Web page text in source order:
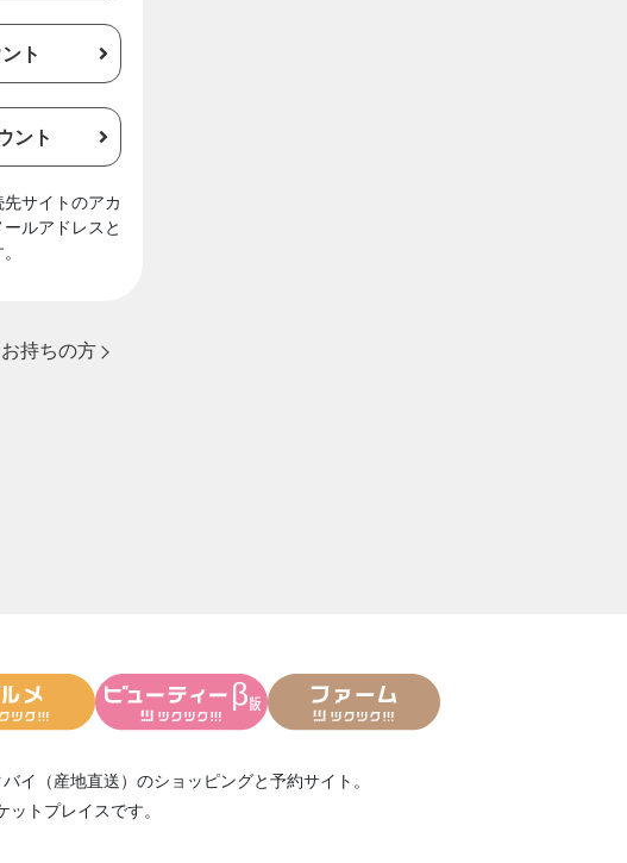
ト
ント
サイトのアカ
ルアドレスと
持ちの方
イ（産地直送） のショッピングと予約サイト。
ットプレイスです。